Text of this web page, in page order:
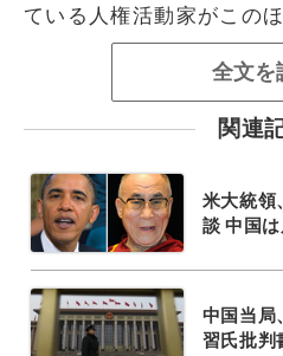
ている人権活動家がこの
全文を
関連
米大統領
談 中国
中国当局
習氏批判